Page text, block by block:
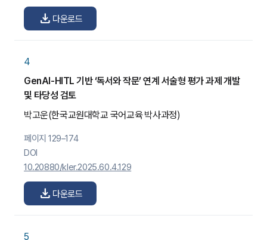
다운로드
download
4
GenAI-HITL 기반 ‘독서와 작문’ 연계 서술형 평가 과제 개발
및 타당성 검토
다운로드
download
박고운(한국교원대학교 국어교육 박사과정)
페이지 129–174
DOI
10.20880/kler.2025.60.4.129
5